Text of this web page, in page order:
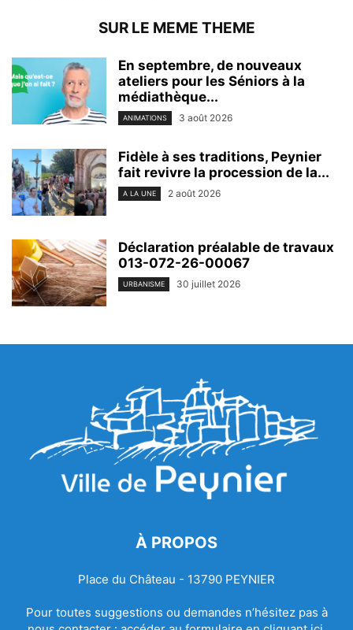
SUR LE MEME THEME
En septembre, de nouveaux
ateliers pour les Séniors à la
médiathèque...
ANIMATIONS 3 août 2026
Fidèle à ses traditions, Peynier
fait revivre la procession de la...
A LA UNE 2 août 2026
Déclaration préalable de travaux
013-072-26-00067
URBANISME 30 juillet 2026
À PROPOS
Place du Château - 13790 PEYNIER
Pour toutes suggestions ou demandes n’hésitez pas à